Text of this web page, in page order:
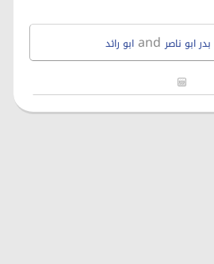
ابو رائد andبدر ابو ناصر